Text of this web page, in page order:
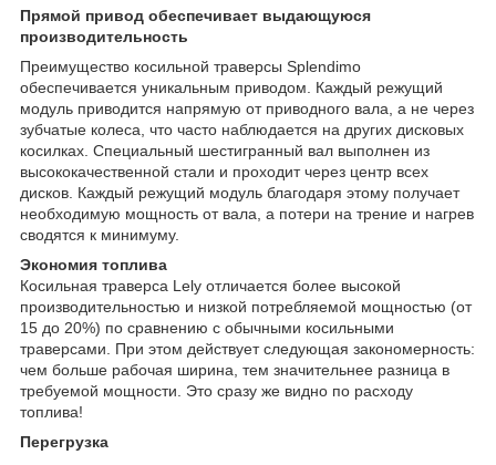
Прямой привод обеспечивает выдающуюся
производительность
Преимущество косильной траверсы Splendimo
обеспечивается уникальным приводом. Каждый режущий
модуль приводится напрямую от приводного вала, а не через
зубчатые колеса, что часто наблюдается на других дисковых
косилках. Специальный шестигранный вал выполнен из
высококачественной стали и проходит через центр всех
дисков. Каждый режущий модуль благодаря этому получает
необходимую мощность от вала, а потери на трение и нагрев
сводятся к минимуму.
Экономия топлива
Косильная траверса Lely отличается более высокой
производительностью и низкой потребляемой мощностью (от
15 до 20%) по сравнению с обычными косильными
траверсами. При этом действует следующая закономерность:
чем больше рабочая ширина, тем значительнее разница в
требуемой мощности. Это сразу же видно по расходу
топлива!
Перегрузка